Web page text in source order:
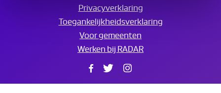
Privacyverklaring
Toegankelijkheidsverklaring
Voor gemeenten
Werken bij RADAR
Facebook
Twitter